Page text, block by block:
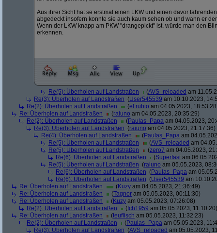
Aus ihrer Sicht hat se erstmal einen LKW und einen davor
abgedeckt insofern konnte sie auch kaum sehen ob und wann er
Wenn der LKW knapp am PKW "drangepickt" ist, würde man den
erkennen.
Re(5): Überholen auf Landstraßen (AVS_reloaded am
Re(3): Überholen auf Landstraßen (User545539 am 10.10.2023,
Re(2): Überholen auf Landstraßen
(el rubio am 04.05.2023,
Re: Überholen auf Landstraßen
(raiuno am 04.05.2023, 20:35:29)
Re(2): Überholen auf Landstraßen
(Paulas_Papa am 04.05.2023,
Re(3): Überholen auf Landstraßen (raiuno am 04.05.2023, 21:17:36)
Re(4): Überholen auf Landstraßen
(Paulas_Papa am
Re(5): Überholen auf Landstraßen
(AVS_reloaded am
Re(5): Überholen auf Landstraßen
(zero7 am 04.05.2023,
Re(6): Überholen auf Landstraßen
(Superfast am
Re(5): Überholen auf Landstraßen (raiuno am 05.05.2023,
Re(6): Überholen auf Landstraßen (Paulas_Papa am
Re(6): Überholen auf Landstraßen (User545539 am
Re: Überholen auf Landstraßen
(Kuzy am 04.05.2023, 21:36:49)
Re: Überholen auf Landstraßen
(Tagnor am 05.05.2023, 00:11:30)
Re: Überholen auf Landstraßen
(Kuzy am 05.05.2023, 07:26:08)
Re(2): Überholen auf Landstraßen
( Ich1959 am 05.05.2023, 11:10:20)
Re: Überholen auf Landstraßen
(teuflisch am 05.05.2023, 11:32:23)
Re(2): Überholen auf Landstraßen
(Paulas_Papa am 05.05.2023,
Re(3): Überholen auf Landstraßen (AVS_reloaded am 05.05.2023,